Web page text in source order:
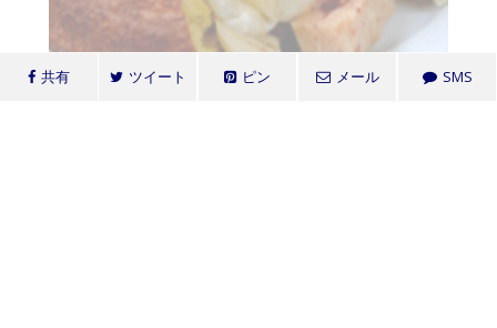
共有 ツイート ピン メール SMS